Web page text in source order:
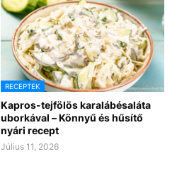
RECEPTEK
Kapros-tejfölös karalábésaláta
uborkával – Könnyű és hűsítő
nyári recept
Július 11, 2026